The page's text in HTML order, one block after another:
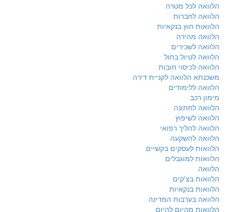
הלוואה לכל מטרה
הלוואה לחברות
הלוואות חוץ בנקאיות
הלוואה מהירה
הלוואה לשכירים
הלוואה לטיול בחול
הלוואה לכיסוי חובות
משכנתא הלוואה לקניית דירה
הלוואה ללימודים
מימון רכב
הלוואה לחתונה
הלוואה לשיפוץ
הלוואה להליך רפואי
הלוואה להשקעה
הלוואות לעסקים בקשיים
הלוואות למוגבלים
הלוואה
הלוואות בצ'קים
הלוואות בנקאיות
הלוואה בערבות המדינה
הלוואות מהיום להיום